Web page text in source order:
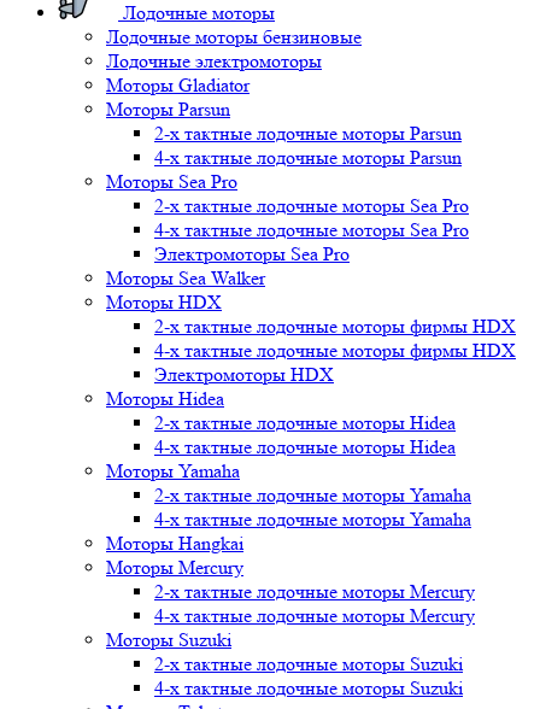
Лодочные моторы
Лодочные моторы бензиновые
Лодочные электромоторы
Моторы Gladiator
Моторы Parsun
2-х тактные лодочные моторы Parsun
4-х тактные лодочные моторы Parsun
Моторы Sea Pro
2-х тактные лодочные моторы Sea Pro
4-х тактные лодочные моторы Sea Pro
Электромоторы Sea Pro
Моторы Sea Walker
Моторы HDX
2-х тактные лодочные моторы фирмы HDX
4-х тактные лодочные моторы фирмы HDX
Электромоторы HDX
Моторы Hidea
2-х тактные лодочные моторы Hidea
4-х тактные лодочные моторы Hidea
Моторы Yamaha
2-х тактные лодочные моторы Yamaha
4-х тактные лодочные моторы Yamaha
Моторы Hangkai
Моторы Mercury
2-х тактные лодочные моторы Mercury
4-х тактные лодочные моторы Mercury
Моторы Suzuki
2-х тактные лодочные моторы Suzuki
4-х тактные лодочные моторы Suzuki